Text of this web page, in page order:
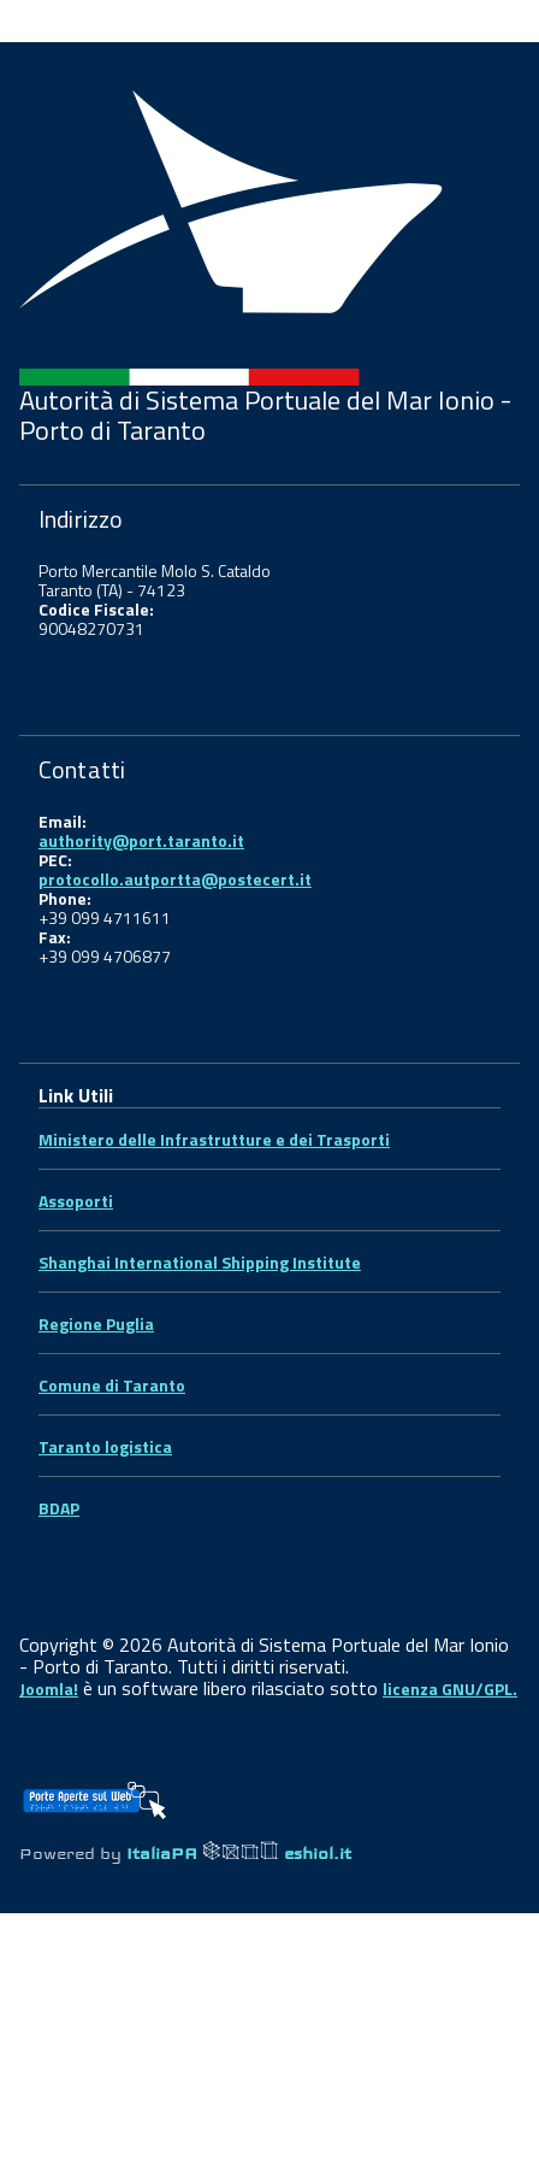
Autorità di Sistema Portuale del Mar Ionio -
Porto di Taranto
Indirizzo
Porto Mercantile Molo S. Cataldo
Taranto (TA) - 74123
Codice Fiscale:
90048270731
Contatti
Email:
authority@port.taranto.it
PEC:
protocollo.autportta@postecert.it
Phone:
+39 099 4711611
Fax:
+39 099 4706877
Link Utili
Ministero delle Infrastrutture e dei Trasporti
Assoporti
Shanghai International Shipping Institute
Regione Puglia
Comune di Taranto
Taranto logistica
BDAP
Copyright © 2026 Autorità di Sistema Portuale del Mar Ionio
- Porto di Taranto. Tutti i diritti riservati.
Joomla! è un software libero rilasciato sotto licenza GNU/GPL.
Powered by ItaliaPA eshiol.it